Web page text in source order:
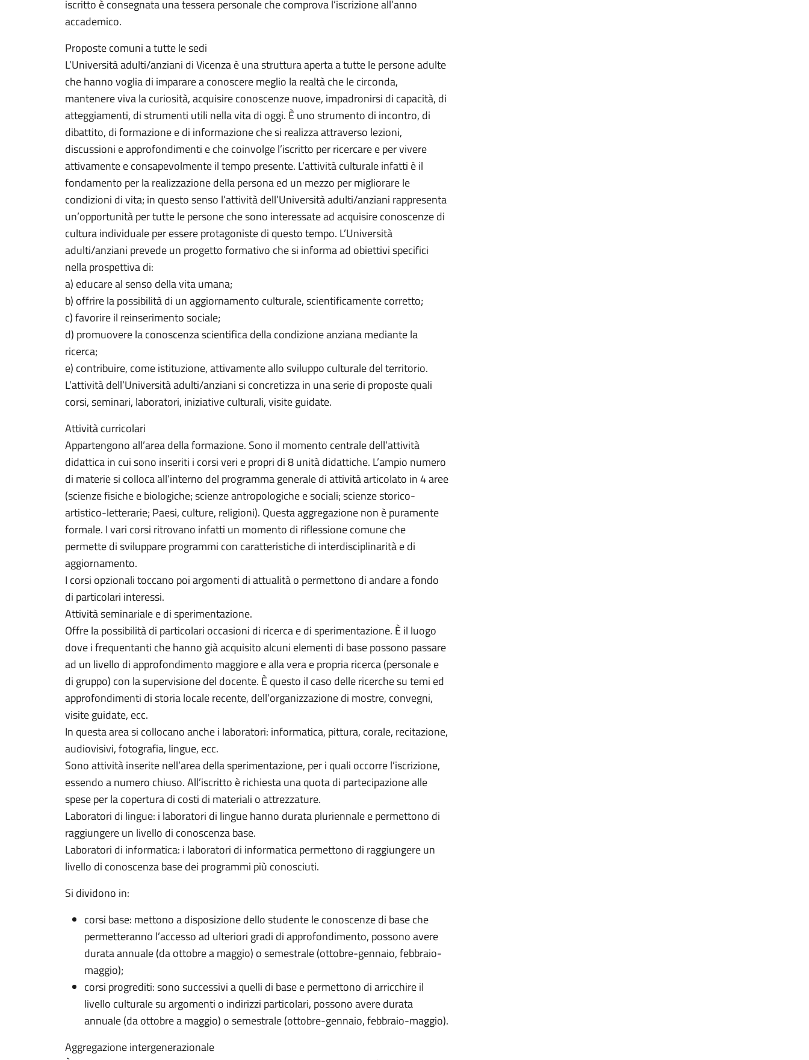
iscritto è consegnata una tessera personale che comprova l’iscrizione all’anno
accademico.
Proposte comuni a tutte le sedi
L’Università adulti/anziani di Vicenza è una struttura aperta a tutte le persone adulte
che hanno voglia di imparare a conoscere meglio la realtà che le circonda,
mantenere viva la curiosità, acquisire conoscenze nuove, impadronirsi di capacità, di
atteggiamenti, di strumenti utili nella vita di oggi. È uno strumento di incontro, di
dibattito, di formazione e di informazione che si realizza attraverso lezioni,
discussioni e approfondimenti e che coinvolge l’iscritto per ricercare e per vivere
attivamente e consapevolmente il tempo presente. L’attività culturale infatti è il
fondamento per la realizzazione della persona ed un mezzo per migliorare le
condizioni di vita; in questo senso l’attività dell’Università adulti/anziani rappresenta
un’opportunità per tutte le persone che sono interessate ad acquisire conoscenze di
cultura individuale per essere protagoniste di questo tempo. L’Università
adulti/anziani prevede un progetto formativo che si informa ad obiettivi specifici
nella prospettiva di:
a) educare al senso della vita umana;
b) offrire la possibilità di un aggiornamento culturale, scientificamente corretto;
c) favorire il reinserimento sociale;
d) promuovere la conoscenza scientifica della condizione anziana mediante la
ricerca;
e) contribuire, come istituzione, attivamente allo sviluppo culturale del territorio.
L’attività dell’Università adulti/anziani si concretizza in una serie di proposte quali
corsi, seminari, laboratori, iniziative culturali, visite guidate.
Attività curricolari
Appartengono all’area della formazione. Sono il momento centrale dell’attività
didattica in cui sono inseriti i corsi veri e propri di 8 unità didattiche. L’ampio numero
di materie si colloca all’interno del programma generale di attività articolato in 4 aree
(scienze fisiche e biologiche; scienze antropologiche e sociali; scienze storico-
artistico-letterarie; Paesi, culture, religioni). Questa aggregazione non è puramente
formale. I vari corsi ritrovano infatti un momento di riflessione comune che
permette di sviluppare programmi con caratteristiche di interdisciplinarità e di
aggiornamento.
I corsi opzionali toccano poi argomenti di attualità o permettono di andare a fondo
di particolari interessi.
Attività seminariale e di sperimentazione.
Offre la possibilità di particolari occasioni di ricerca e di sperimentazione. È il luogo
dove i frequentanti che hanno già acquisito alcuni elementi di base possono passare
ad un livello di approfondimento maggiore e alla vera e propria ricerca (personale e
di gruppo) con la supervisione del docente. È questo il caso delle ricerche su temi ed
approfondimenti di storia locale recente, dell’organizzazione di mostre, convegni,
visite guidate, ecc.
In questa area si collocano anche i laboratori: informatica, pittura, corale, recitazione,
audiovisivi, fotografia, lingue, ecc.
Sono attività inserite nell’area della sperimentazione, per i quali occorre l’iscrizione,
essendo a numero chiuso. All’iscritto è richiesta una quota di partecipazione alle
spese per la copertura di costi di materiali o attrezzature.
Laboratori di lingue: i laboratori di lingue hanno durata pluriennale e permettono di
raggiungere un livello di conoscenza base.
Laboratori di informatica: i laboratori di informatica permettono di raggiungere un
livello di conoscenza base dei programmi più conosciuti.
Si dividono in:
corsi base: mettono a disposizione dello studente le conoscenze di base che
permetteranno l’accesso ad ulteriori gradi di approfondimento, possono avere
durata annuale (da ottobre a maggio) o semestrale (ottobre-gennaio, febbraio-
maggio);
corsi progrediti: sono successivi a quelli di base e permettono di arricchire il
livello culturale su argomenti o indirizzi particolari, possono avere durata
annuale (da ottobre a maggio) o semestrale (ottobre-gennaio, febbraio-maggio).
Aggregazione intergenerazionale